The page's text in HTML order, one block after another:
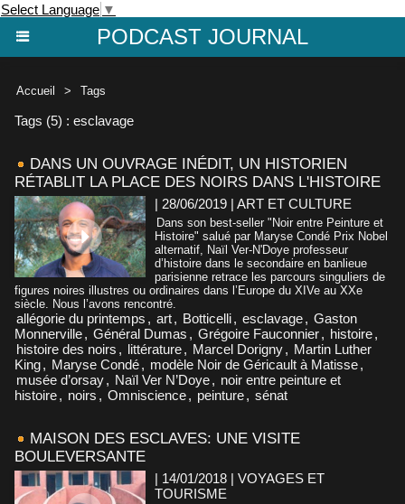
Select Language ▼
PODCAST JOURNAL
Accueil > Tags
Tags (5) : esclavage
DANS UN OUVRAGE INÉDIT, UN HISTORIEN
RÉTABLIT LA PLACE DES NOIRS DANS L'HISTOIRE
| 28/06/2019 | ART ET CULTURE
Dans son best-seller "Noir entre Peinture et
Histoire" salué par Maryse Condé Prix Nobel
alternatif, Naïl Ver-N'Doye professeur
d’histoire dans le secondaire en banlieue
parisienne retrace les parcours singuliers de
figures noires illustres ou ordinaires dans l’Europe du XIVe au XXe
siècle. Nous l’avons rencontré.
allégorie du printemps , art, Botticelli, esclavage, Gaston
Monnerville, Général Dumas , Grégoire Fauconnier, histoire,
histoire des noirs , littérature, Marcel Dorigny, Martin Luther
King, Maryse Condé, modèle Noir de Géricault à Matisse,
musée d’orsay, Naïl Ver N’Doye, noir entre peinture et
histoire, noirs , Omniscience, peinture, sénat
MAISON DES ESCLAVES: UNE VISITE
BOULEVERSANTE
| 14/01/2018 | VOYAGES ET
TOURISME